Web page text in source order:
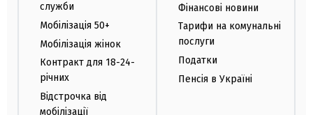
служби
Мобілізація 50+
Мобілізація жінок
Контракт для 18-24-
річних
Відстрочка від
мобілізації
Фінансові новини
Тарифи на комунальні
послуги
Податки
Пенсія в Україні